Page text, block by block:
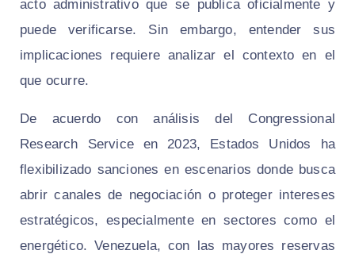
acto administrativo que se publica oficialmente y
puede verificarse. Sin embargo, entender sus
implicaciones requiere analizar el contexto en el
que ocurre.
De acuerdo con análisis del Congressional
Research Service en 2023, Estados Unidos ha
flexibilizado sanciones en escenarios donde busca
abrir canales de negociación o proteger intereses
estratégicos, especialmente en sectores como el
energético. Venezuela, con las mayores reservas